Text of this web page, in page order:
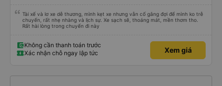
Tài xế và lơ xe dễ thương, mình kẹt xe nhưng vẫn cố gắng đợi để mình ko trễ
chuyến, rất nhẹ nhàng và lịch sự. Xe sạch sẽ, thoáng mát, mền thơm tho.
Rất hài lòng trong chuyến đi này
Không cần thanh toán trước
Xác nhận chỗ ngay lập tức
Xem giá